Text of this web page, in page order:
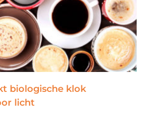
biologische klok
licht